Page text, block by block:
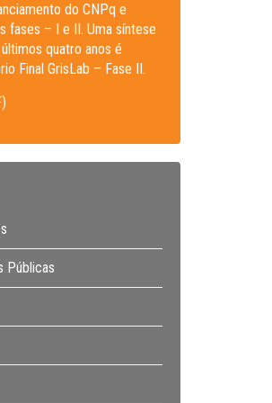
do CNPq e
fases – I e II. Uma síntese
quatro anos é
Final GrisLab – Fase II.
Públicas